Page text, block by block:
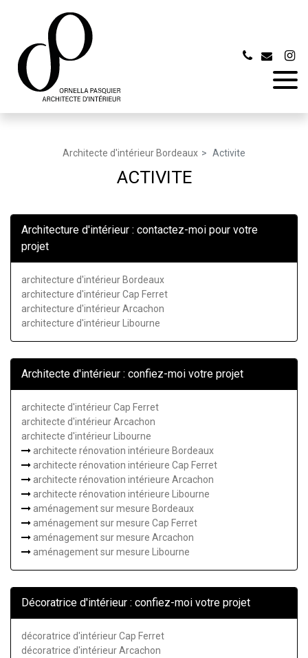
Architecte d'intérieur Bordeaux Activite
ACTIVITE
Architecture d'intérieur : contactez-moi pour votre
projet
architecture d'intérieur Bordeaux
architecture d'intérieur Cap Ferret
architecture d'intérieur Arcachon
architecture d'intérieur Libourne
Architecte d'intérieur : confiez-moi votre projet
architecte d'intérieur Cap Ferret
architecte d'intérieur Arcachon
architecte d'intérieur Libourne
architecte rénovation intérieure Bordeaux
architecte rénovation intérieure Cap Ferret
architecte rénovation intérieure Arcachon
architecte rénovation intérieure Libourne
aménagement sur mesure Bordeaux
aménagement sur mesure Cap Ferret
aménagement sur mesure Arcachon
aménagement sur mesure Libourne
Décoratrice d'intérieur : confiez-moi votre projet
décoratrice d'intérieur Cap Ferret
décoratrice d'intérieur Arcachon